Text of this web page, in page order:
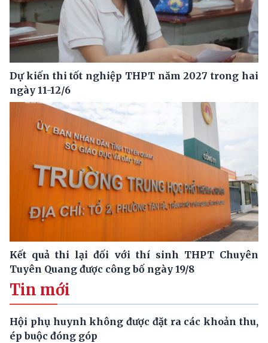
Dự kiến thi tốt nghiệp THPT năm 2027 trong hai
ngày 11-12/6
Kết quả thi lại đối với thí sinh THPT Chuyên
Tuyên Quang được công bố ngày 19/8
Tin mới
Hội phụ huynh không được đặt ra các khoản thu,
ép buộc đóng góp